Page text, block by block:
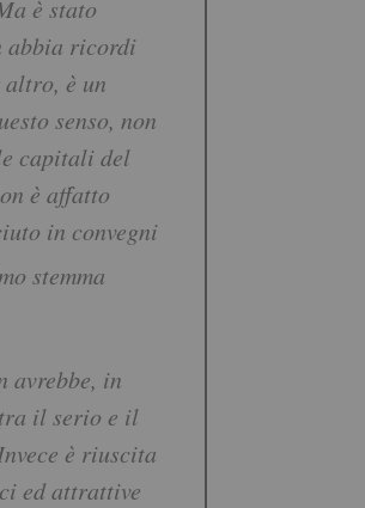
è stato
abbia ricordi
è un
senso, non
capitali del
è affatto
in convegni
avrebbe, in
il serio e il
è riuscita
ed attrattive